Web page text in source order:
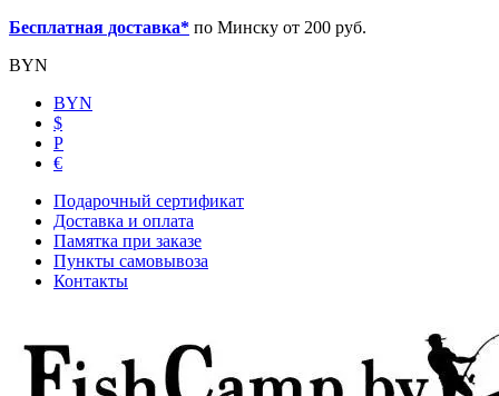
Бесплатная доставка* по Минску от 200 руб.
BYN
BYN
$
Р
€
Подарочный сертификат
Доставка и оплата
Памятка при заказе
Пункты самовывоза
Контакты